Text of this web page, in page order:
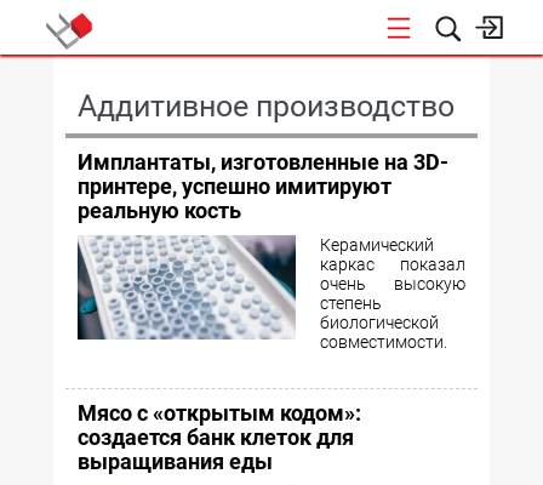
Аддитивное производство
Имплантаты, изготовленные на 3D-
принтере, успешно имитируют
реальную кость
Керамический
каркас показал
очень высокую
степень
биологической
совместимости.
Мясо с «открытым кодом»:
создается банк клеток для
выращивания еды